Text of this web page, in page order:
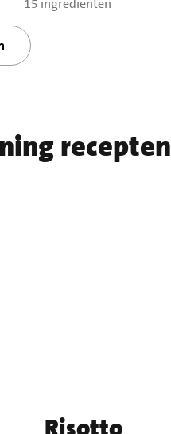
15 ingrediënten
recepten